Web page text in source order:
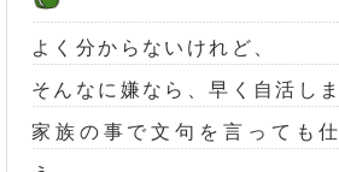
よく分からないけれど、
そんなに嫌なら、早く自活し
家族の事で文句を言っても